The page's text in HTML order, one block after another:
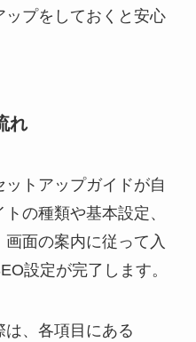
プをしておくと安心
れ
トアップガイドが自
の種類や基本設定、
面の案内に従って入
設定が完了します。
、各項目にある